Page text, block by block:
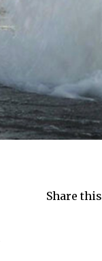
Share this